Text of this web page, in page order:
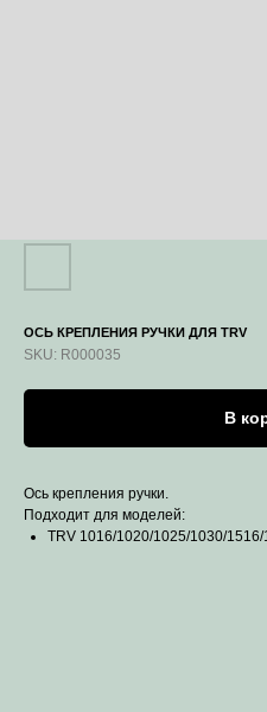
ОСЬ КРЕПЛЕНИЯ РУЧКИ ДЛЯ TRV
SKU: R000035
В
Ось крепления ручки.
Подходит для моделей:
TRV 1016/1020/1025/1030/